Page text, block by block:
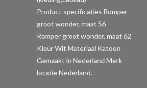
Product specificaties Romper
groot wonder, maat 56
Romper groot wonder, maat 62
Kleur Wit Materiaal Katoen
Gemaakt in Nederland Merk
locatie Nederland.